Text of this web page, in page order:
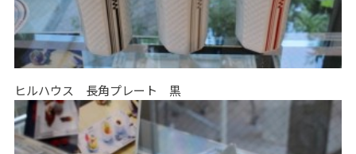
ヒルハウス 長角プレート 黒